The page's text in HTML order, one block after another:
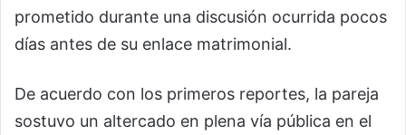
prometido durante una discusión ocurrida pocos
días antes de su enlace matrimonial.
De acuerdo con los primeros reportes, la pareja
sostuvo un altercado en plena vía pública en el